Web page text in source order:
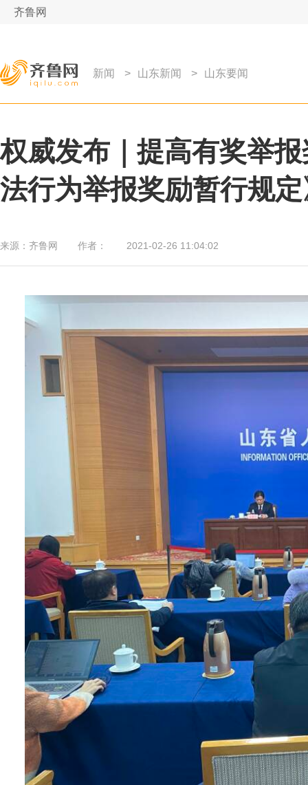
齐鲁网
新闻 > 山东新闻 > 山东要闻
权威发布｜提高有奖举
法行为举报奖励暂行规
来源： 齐鲁网 作者： 2021-02-26 11:04:02